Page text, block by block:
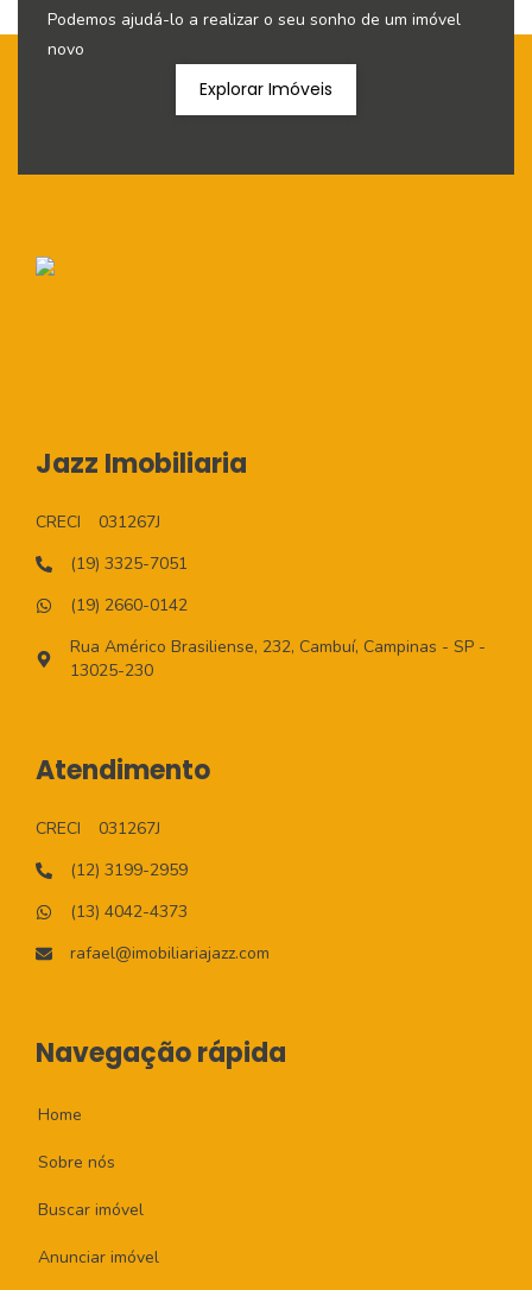
Podemos ajudá-lo a realizar o seu sonho de um imóvel
novo
Explorar Imóveis
Jazz Imobiliaria
CRECI
031267J
(19) 3325-7051
(19) 2660-0142
Rua Américo Brasiliense, 232, Cambuí, Campinas - SP -
13025-230
Atendimento
CRECI
031267J
(12) 3199-2959
(13) 4042-4373
rafael@imobiliariajazz.com
Navegação rápida
Home
Sobre nós
Buscar imóvel
Anunciar imóvel